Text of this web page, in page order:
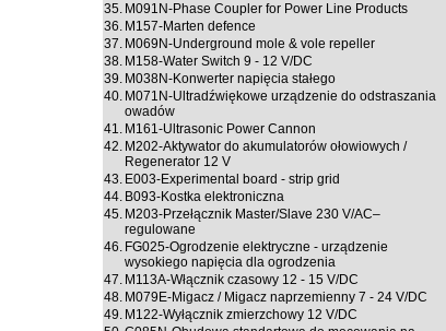
35. M091N-Phase Coupler for Power Line Products
36. M157-Marten defence
37. M069N-Underground mole & vole repeller
38. M158-Water Switch 9 - 12 V/DC
39. M038N-Konwerter napięcia stałego
40. M071N-Ultradźwiękowe urządzenie do odstraszania
owadów
41. M161-Ultrasonic Power Cannon
42. M202-Aktywator do akumulatorów ołowiowych /
Regenerator 12 V
43. E003-Experimental board - strip grid
44. B093-Kostka elektroniczna
45. M203-Przełącznik Master/Slave 230 V/AC–
regulowane
46. FG025-Ogrodzenie elektryczne - urządzenie
wysokiego napięcia dla ogrodzenia
47. M113A-Włącznik czasowy 12 - 15 V/DC
48. M079E-Migacz / Migacz naprzemienny 7 - 24 V/DC
49. M122-Wyłącznik zmierzchowy 12 V/DC